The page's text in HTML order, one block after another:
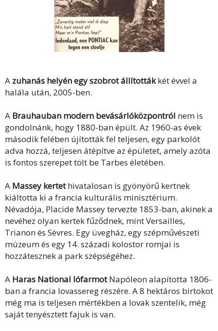
A zuhanás helyén egy szobrot állítottákkét évvel a
halála után, 2005-ben.
A Brauhauban modern bevásárlóközpontról nem is
gondolnánk, hogy 1880-ban épült. Az 1960-as évek
második felében újították fel teljesen, egy parkolót
adva hozzá, teljesen átépítve az épületet, amely azóta
is fontos szerepet tölt be Tarbes életében.
A Massey kertethivatalosan is gyönyörű kertnek
kiáltotta ki a francia kulturális minisztérium.
Névadója, Placide Massey tervezte 1853-ban, akinek a
nevéhez olyan kertek fűződnek, mint Versailles,
Trianon és Sèvres. Egy üvegház, egy szépművészeti
múzeum és egy 14. századi kolostor romjai is
hozzátesznek a park szépségéhez.
A Haras National lófarmotNapóleon alapította 1806-
ban a francia lovassereg részére. A 8 hektáros birtokot
még ma is teljesen mértékben a lovak szentelik, még
saját tenyésztett fajuk is van.